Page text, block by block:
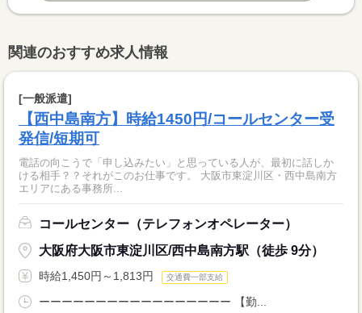
関連のおすすめ求人情報
[一般派遣]
【西中島南方】時給1450円/コールセンター受
発信/短期可
電話の向こうで「申し込みたい」と思っている人が、最初に話しか
ける相手？？それがこのお仕事です。 大阪市東淀川区・西中島南方
エリアにある事務所...
コールセンター（テレフォンオペレーター）
大阪府大阪市東淀川区/西中島南方駅（徒歩 9分）
時給1,450円～1,813円 交通費一部支給
ーーーーーーーーーーーーーーーーー 【勤...